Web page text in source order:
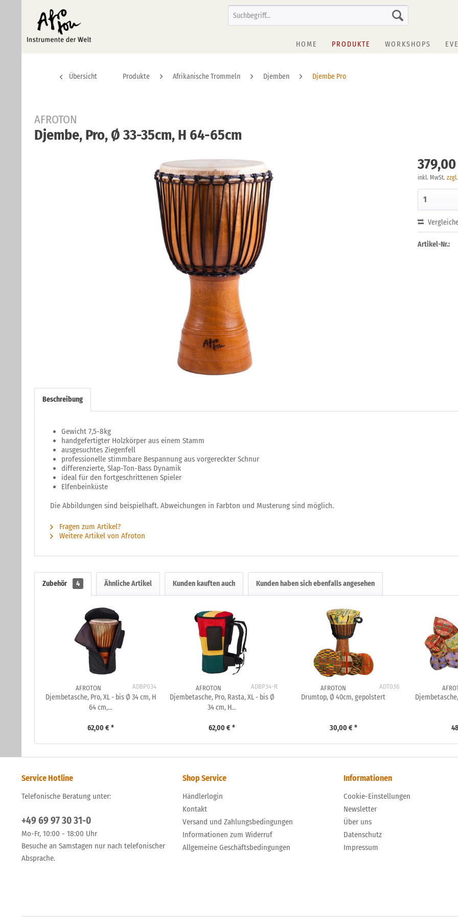
HOME PRODUKTE WORKSHOPS
Übersicht Produkte Afrikanische Trommeln Djemben Djembe Pro
AFROTON
Djembe, Pro, Ø 33-35cm, H 64-65cm
inkl. MwSt.
Artikel-Nr.:
Beschreibung
Gewicht 7,5-8kg
handgefertigter Holzkörper aus einem Stamm
ausgesuchtes Ziegenfell
professionelle stimmbare Bespannung aus vorgereckter Schnur
differenzierte, Slap-Ton-Bass Dynamik
ideal für den fortgeschrittenen Spieler
Elfenbeinküste
Die Abbildungen sind beispielhaft. Abweichungen in Farbton und Musterung sind möglich.
Fragen zum Artikel?
Weitere Artikel von Afroton
Zubehör 4 Ähnliche Artikel Kunden kauften auch Kunden haben sich ebenfalls angesehen
ADBP034
AFROTON
Djembetasche, Pro, XL - bis Ø 34 cm, H
64 cm,...
62,00 € *
ADBP34-R
AFROTON
Djembetasche, Pro, Rasta, XL - bis Ø
34 cm, H...
62,00 € *
ADT036
AFROTON
Drumtop, Ø 40cm, gepolstert
30,00 € *
Service Hotline
Telefonische Beratung unter:
+49 69 97 30 31-0
Mo-Fr, 10:00 - 18:00 Uhr
Besuche an Samstagen nur nach telefonischer
Absprache.
Shop Service
Händlerlogin
Kontakt
Versand und Zahlungsbedingungen
Informationen zum Widerruf
Allgemeine Geschäftsbedingungen
Informationen
Cookie-Einstellungen
Newsletter
Über uns
Datenschutz
Impressum